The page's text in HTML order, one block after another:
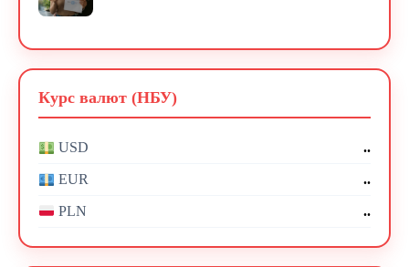
Курс валют (НБУ)
USD ..
EUR ..
PLN ..